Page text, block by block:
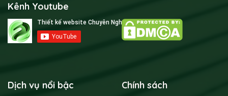
Kênh Youtube
Dịch vụ nổi bậc Chính sách